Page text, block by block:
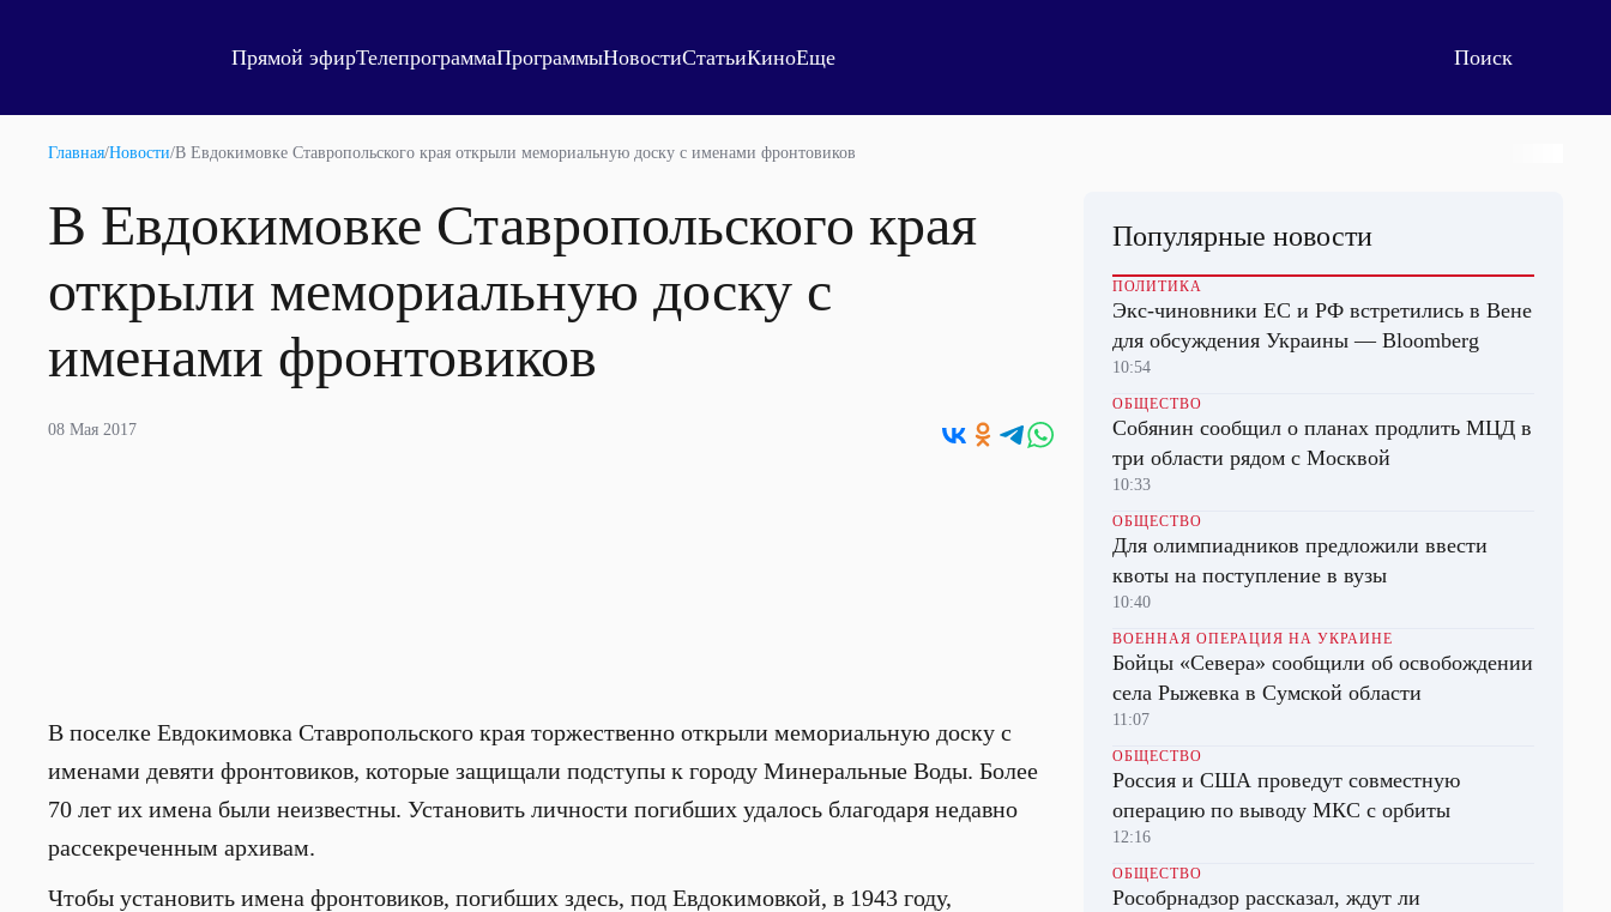
Прямой эфирТелепрограммаПрограммыНовостиСтатьиКиноЕще
Главная/Новости/В Евдокимовке Ставропольского края открыли мемориальную доску с именами фронтовиков
В Евдокимовке Ставропольского края
открыли мемориальную доску с
именами фронтовиков
08 Мая 2017
В поселке Евдокимовка Ставропольского края торжественно открыли мемориальную доску с
именами девяти фронтовиков, которые защищали подступы к городу Минеральные Воды. Более
70 лет их имена были неизвестны. Установить личности погибших удалось благодаря недавно
рассекреченным архивам.
Чтобы установить имена фронтовиков, погибших здесь, под Евдокимовкой, в 1943 году,
Популярные новости
ПОЛИТИКА
Экс-чиновники ЕС и РФ встретились в Вене
для обсуждения Украины — Bloomberg
10:54
ОБЩЕСТВО
Собянин сообщил о планах продлить МЦД в
три области рядом с Москвой
10:33
ОБЩЕСТВО
Для олимпиадников предложили ввести
квоты на поступление в вузы
10:40
ВОЕННАЯ ОПЕРАЦИЯ НА УКРАИНЕ
Бойцы «Севера» сообщили об освобождении
села Рыжевка в Сумской области
11:07
ОБЩЕСТВО
Россия и США проведут совместную
операцию по выводу МКС с орбиты
12:16
ОБЩЕСТВО
Рособрнадзор рассказал, ждут ли